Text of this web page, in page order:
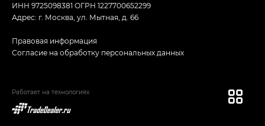
ИНН 9725098381 ОГРН 1227700652299
Адрес: г. Москва, ул. Мытная, д. 66
Правовая информация
Согласие на обработку персональных данных
Работает на технологиях